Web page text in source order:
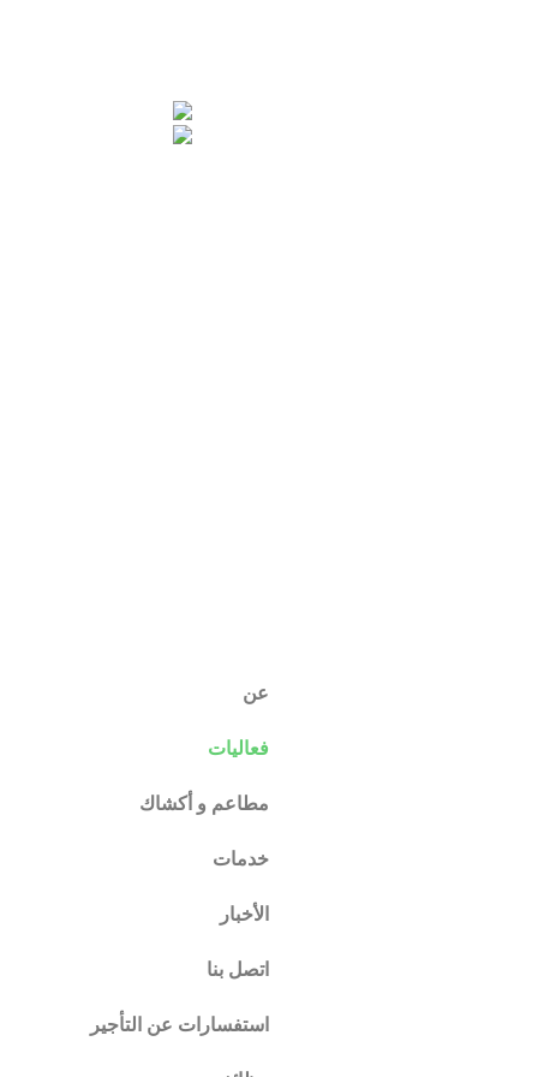
عن
فعاليات
مطاعم و أكشاك
خدمات
الأخبار
اتصل بنا
استفسارات عن التأجير